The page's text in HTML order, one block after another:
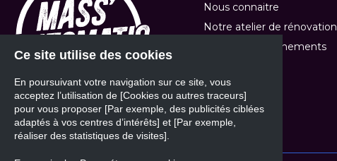
Nous connaitre
Notre atelier de rénovation
Location et événements
Nos marques
Ce site utilise des cookies
En poursuivant votre navigation sur ce site, vous
acceptez l’utilisation de [Cookies ou autres traceurs]
pour vous proposer [Par exemple, des publicités ciblées
adaptés à vos centres d’intérêts] et [Par exemple,
réaliser des statistiques de visites].